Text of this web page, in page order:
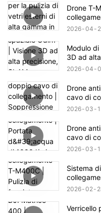
Drone T-
alta
2026 04
Modulo di
3D ad
autonoma
2026 04
Drone
cavo di
in edifici
2026 03
Drone
cavo di
1000 l/
2026 03
Sistema
continue
2026 02
Verricello